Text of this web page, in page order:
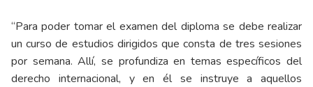
“Para poder tomar el examen del diploma se debe realizar
un curso de estudios dirigidos que consta de tres sesiones
por semana. Allí, se profundiza en temas específicos del
derecho internacional, y en él se instruye a aquellos